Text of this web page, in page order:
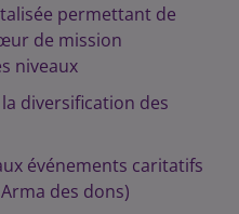
permettant de
de mission
niveaux
diversification des
événements caritatifs
des dons)